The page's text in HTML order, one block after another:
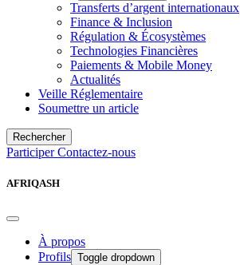
Transferts d’argent internationaux
Finance & Inclusion
Régulation & Écosystèmes
Technologies Financières
Paiements & Mobile Money
Actualités
Veille Réglementaire
Soumettre un article
Rechercher
ParticiperContactez-nous
AFRIQASH
À propos
Profils Toggle dropdown